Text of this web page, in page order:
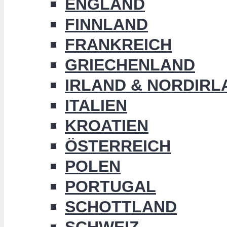
ENGLAND
FINNLAND
FRANKREICH
GRIECHENLAND
IRLAND &
ITALIEN
KROATIEN
ÖSTERREICH
POLEN
PORTUGAL
SCHOTTLAND